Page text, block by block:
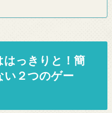
はっきりと！簡
い２つのゲー